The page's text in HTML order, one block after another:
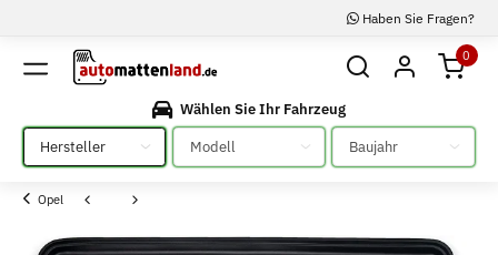
Haben Sie Fragen?
0
Wählen Sie Ihr Fahrzeug
Bitte auswählen
Bitte auswählen Bitte auswählen
Opel